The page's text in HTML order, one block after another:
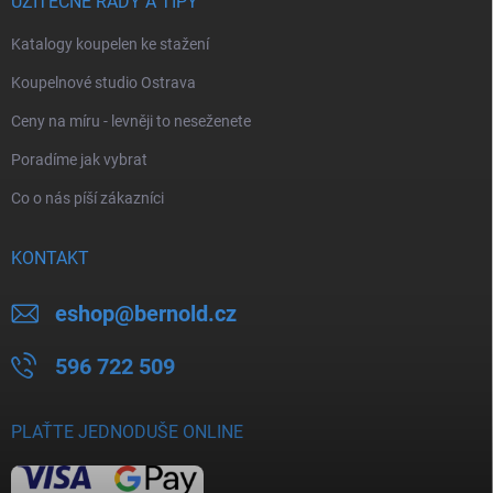
Katalogy koupelen ke stažení
Koupelnové studio Ostrava
Ceny na míru - levněji to neseženete
Poradíme jak vybrat
Co o nás píší zákazníci
KONTAKT
eshop@bernold.cz
596 722 509
PLAŤTE JEDNODUŠE ONLINE